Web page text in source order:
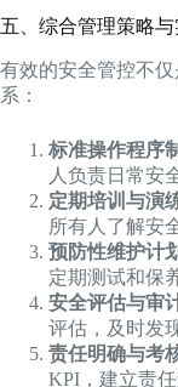
五、综合管理策略
有效的安全管控不
系：
标准操作程序
人负责日常安
定期培训与演
所有人了解安
预防性维护计
定期测试和保
安全评估与审
评估，及时发
责任明确与考
KPI，建立责